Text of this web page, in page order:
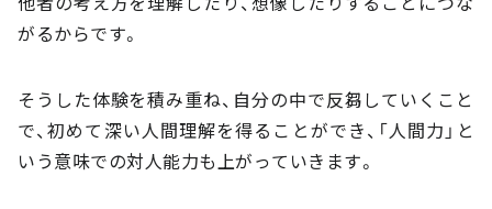
がるからです。
そうした体験を積み重ね、自分の中で反芻していくこと
で、初めて深い人間理解を得ることができ、「人間力」と
いう意味での対人能力も上がっていきます。